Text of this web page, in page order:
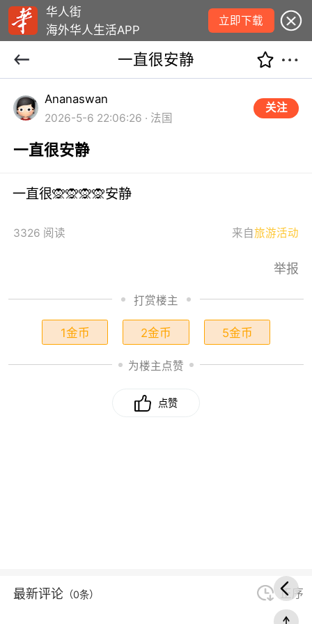
华人街
海外华人生活APP
立即下载
一直很安静
Ananaswan
2026-5-6 22:06:26 · 法国
关注
一直很安静
一直很🙊🙊🙊🙊安静
3326 阅读 来自旅游活动
举报
打赏楼主
1金币 2金币 5金币
为楼主点赞
点赞
最新评论 （0条） 正序